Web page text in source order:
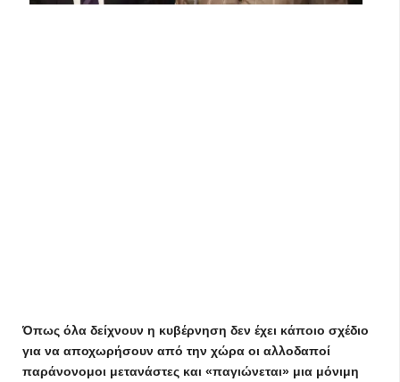
Όπως όλα δείχνουν η κυβέρνηση δεν έχει κάποιο σχέδιο
για να αποχωρήσουν από την χώρα οι αλλοδαποί
παράνονομοι μετανάστες και «παγιώνεται» μια μόνιμη